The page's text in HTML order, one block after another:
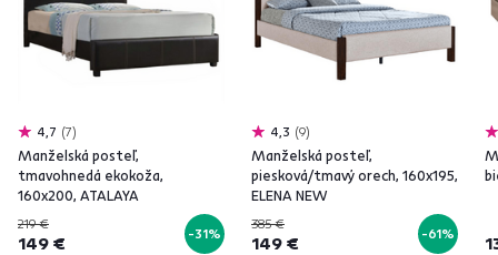
4,7 7
Manželská posteľ,
tmavohnedá ekokoža,
160x200, ATALAYA
219 €
149 € -31%
4,3 9
Manželská posteľ,
piesková/tmavý orech, 160x195,
ELENA NEW
385 €
149 € -61%